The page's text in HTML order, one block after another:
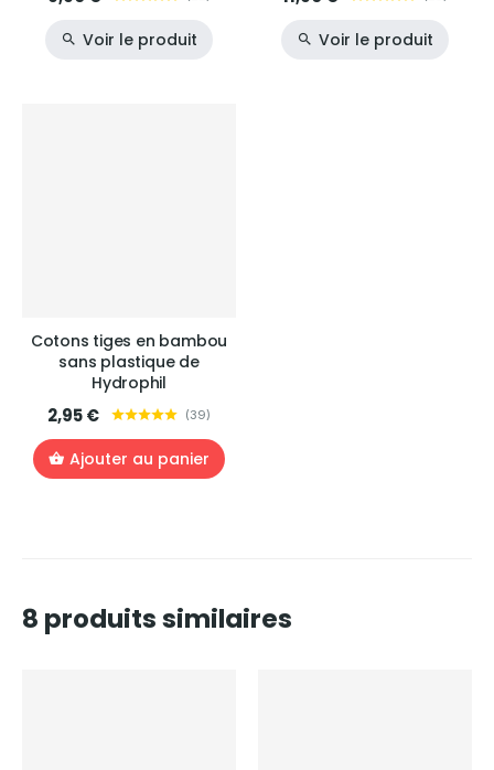
Voir le produit Voir le produit
Cotons tiges en bambou
sans plastique de
Hydrophil
2,95 € (39)
Ajouter au panier
8 produits similaires